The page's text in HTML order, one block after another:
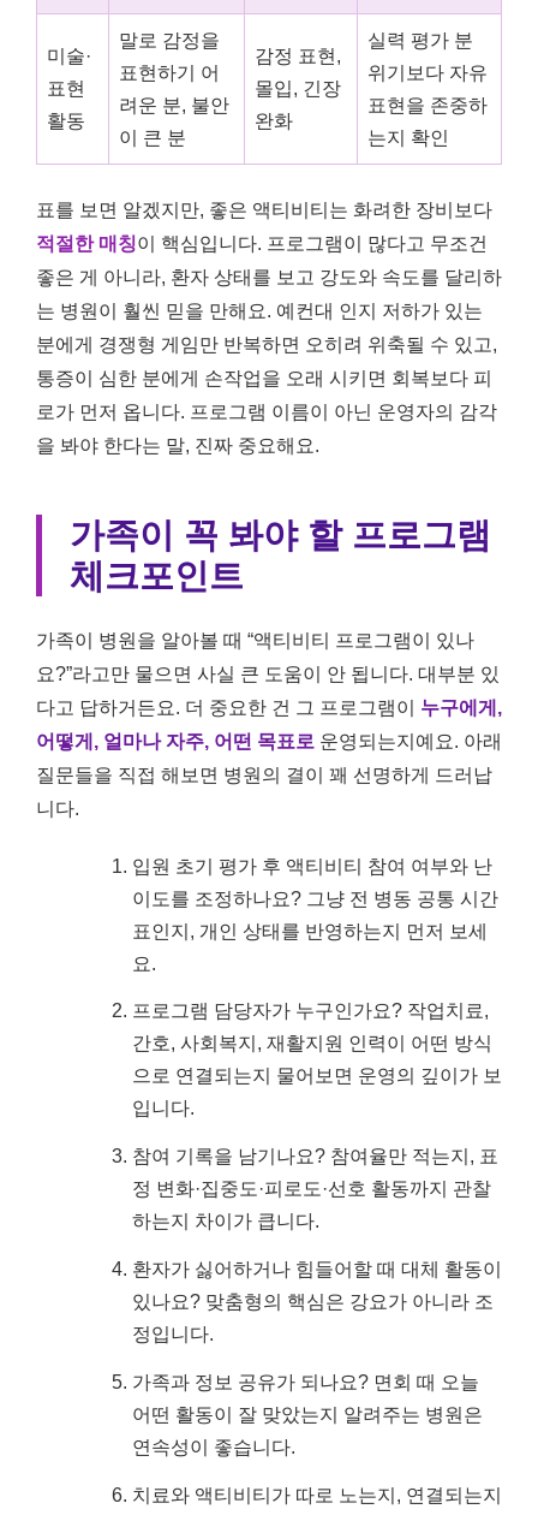
미술·
표현
활동
말로 감정을
표현하기 어
려운 분, 불안
이 큰 분
감정 표현,
몰입, 긴장
완화
실력 평가 분
위기보다 자유
표현을 존중하
는지 확인
표를 보면 알겠지만, 좋은 액티비티는 화려한 장비보다
적절한 매칭이 핵심입니다. 프로그램이 많다고 무조건
좋은 게 아니라, 환자 상태를 보고 강도와 속도를 달리하
는 병원이 훨씬 믿을 만해요. 예컨대 인지 저하가 있는
분에게 경쟁형 게임만 반복하면 오히려 위축될 수 있고,
통증이 심한 분에게 손작업을 오래 시키면 회복보다 피
로가 먼저 옵니다. 프로그램 이름이 아닌 운영자의 감각
을 봐야 한다는 말, 진짜 중요해요.
가족이 꼭 봐야 할 프로그램
체크포인트
가족이 병원을 알아볼 때 “액티비티 프로그램이 있나
요?”라고만 물으면 사실 큰 도움이 안 됩니다. 대부분 있
다고 답하거든요. 더 중요한 건 그 프로그램이 누구에게,
어떻게, 얼마나 자주, 어떤 목표로 운영되는지예요. 아래
질문들을 직접 해보면 병원의 결이 꽤 선명하게 드러납
니다.
입원 초기 평가 후 액티비티 참여 여부와 난
이도를 조정하나요? 그냥 전 병동 공통 시간
표인지, 개인 상태를 반영하는지 먼저 보세
요.
프로그램 담당자가 누구인가요? 작업치료,
간호, 사회복지, 재활지원 인력이 어떤 방식
으로 연결되는지 물어보면 운영의 깊이가 보
입니다.
참여 기록을 남기나요? 참여율만 적는지, 표
정 변화·집중도·피로도·선호 활동까지 관찰
하는지 차이가 큽니다.
환자가 싫어하거나 힘들어할 때 대체 활동이
있나요? 맞춤형의 핵심은 강요가 아니라 조
정입니다.
가족과 정보 공유가 되나요? 면회 때 오늘
어떤 활동이 잘 맞았는지 알려주는 병원은
연속성이 좋습니다.
치료와 액티비티가 따로 노는지, 연결되는지